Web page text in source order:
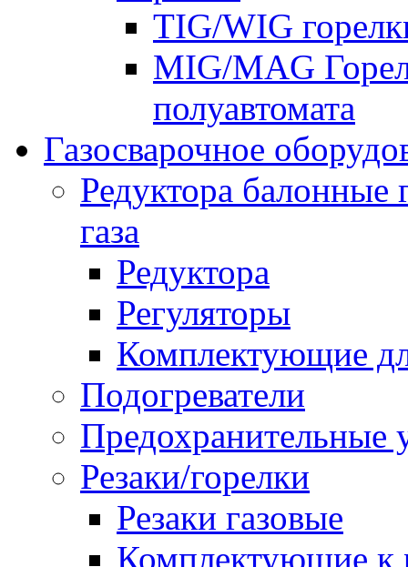
TIG/WIG
MIG/MAG
полуавтомата
Газосварочное
Редуктора балонные
газа
Редуктора
Регуляторы
Комплектующие
Подогреватели
Предохранительные
Резаки/горелки
Резаки газовые
Комплектующие к